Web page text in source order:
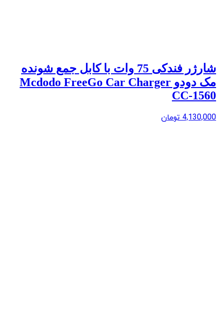
شارژر فندکی 75 وات با کابل جمع شونده
مک دودو Mcdodo FreeGo Car Charger
CC-1560
4,130,000 تومان